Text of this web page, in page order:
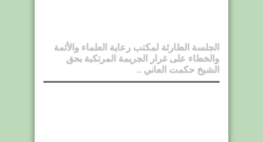
الجلسة الطارئة لمكتب رعاية العلماء والأئمة
والخطاء على غرار الجريمة المرتكبة بحق
الشيخ حكمت العاني ..